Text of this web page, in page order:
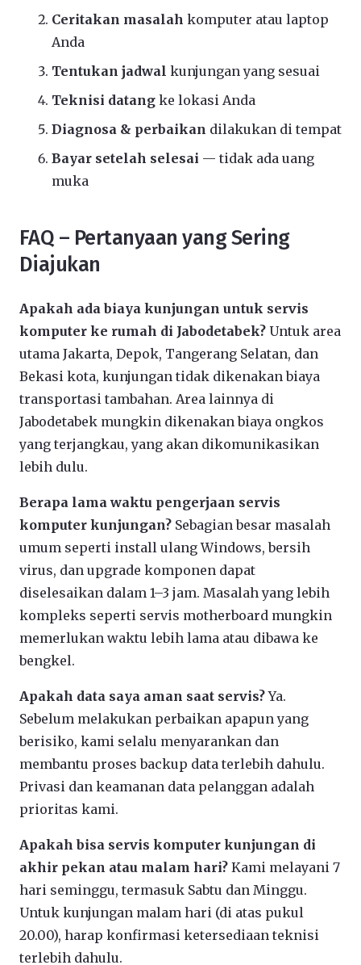
Ceritakan masalah komputer atau laptop
Anda
Tentukan jadwal kunjungan yang sesuai
Teknisi datang ke lokasi Anda
Diagnosa & perbaikan dilakukan di tempat
Bayar setelah selesai — tidak ada uang
muka
FAQ – Pertanyaan yang Sering
Diajukan
Apakah ada biaya kunjungan untuk servis
komputer ke rumah di Jabodetabek? Untuk area
utama Jakarta, Depok, Tangerang Selatan, dan
Bekasi kota, kunjungan tidak dikenakan biaya
transportasi tambahan. Area lainnya di
Jabodetabek mungkin dikenakan biaya ongkos
yang terjangkau, yang akan dikomunikasikan
lebih dulu.
Berapa lama waktu pengerjaan servis
komputer kunjungan? Sebagian besar masalah
umum seperti install ulang Windows, bersih
virus, dan upgrade komponen dapat
diselesaikan dalam 1–3 jam. Masalah yang lebih
kompleks seperti servis motherboard mungkin
memerlukan waktu lebih lama atau dibawa ke
bengkel.
Apakah data saya aman saat servis?Ya.
Sebelum melakukan perbaikan apapun yang
berisiko, kami selalu menyarankan dan
membantu proses backup data terlebih dahulu.
Privasi dan keamanan data pelanggan adalah
prioritas kami.
Apakah bisa servis komputer kunjungan di
akhir pekan atau malam hari? Kami melayani 7
hari seminggu, termasuk Sabtu dan Minggu.
Untuk kunjungan malam hari (di atas pukul
20.00), harap konfirmasi ketersediaan teknisi
terlebih dahulu.